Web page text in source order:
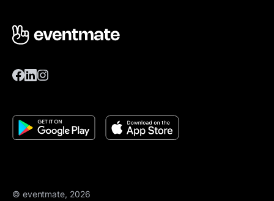
© eventmate, 2026